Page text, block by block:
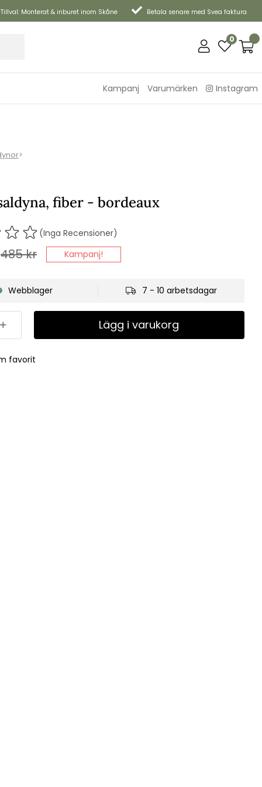
Tillval: Monterat & inburet inom Skåne Betala senare med Svea faktura
0
Kampanj Varumärken Instagram
>
fiber - bordeaux
(Inga Recensioner)
485kr Kampanj!
Webblager 7 - 10 arbetsdagar
Lägg i varukorg
favorit